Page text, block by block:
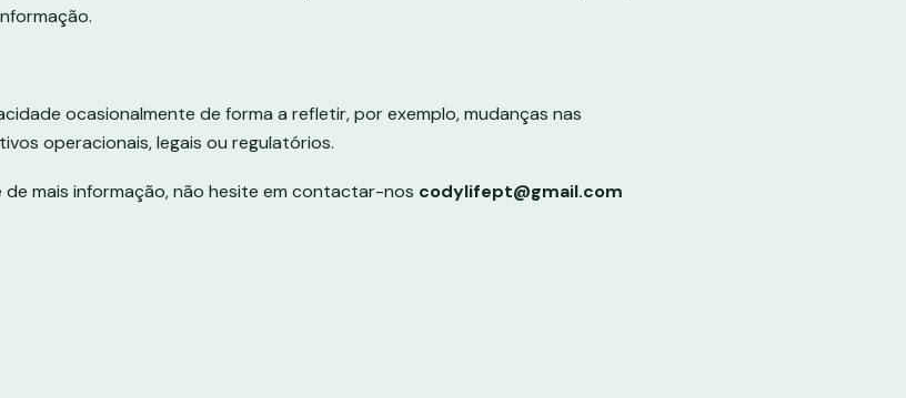
ocasionalmente de forma a refletir, por exemplo, mudanças nas
operacionais, legais ou regulatórios.
mais informação, não hesite em contactar-nos codylifept@gmail.com